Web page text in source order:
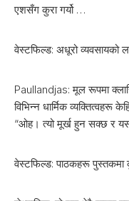
एशसँग कुरा गर्यो …
वेस्टफिल्ड: अधूरो व्यवसायको
Paullandjas: मूल रूपमा
विभिन्न धार्मिक
“ओह। त्यो मूर्ख हुन सक्छ र
वेस्टफिल्ड: पाठकहरू